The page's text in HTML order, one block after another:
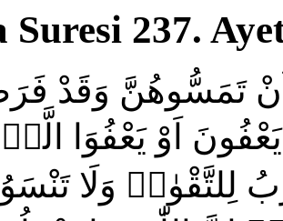
Suresi 237.
تَمَسُّوهُنَّ وَقَدْ
اَوْ يَعْفُوَا
لِلتَّقْوٰىۜ وَلَا